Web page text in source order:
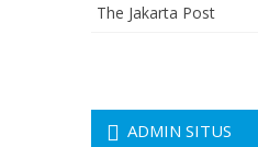
The Jakarta Post
ADMIN SITUS